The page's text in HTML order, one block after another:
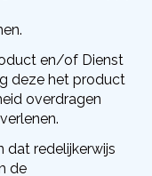
en/of Dienst
deze het product
overdragen
dat redelijkerwijs
de